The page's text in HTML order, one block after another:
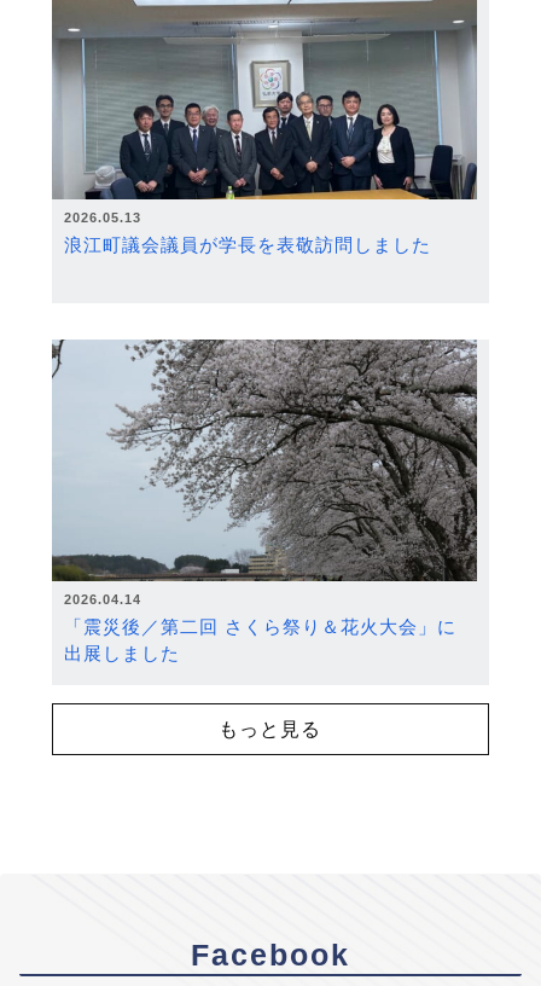
2026.05.13
浪江町議会議員が学長を表敬訪問しました
2026.04.14
「震災後／第二回 さくら祭り＆花火大会」に
出展しました
もっと見る
Facebook